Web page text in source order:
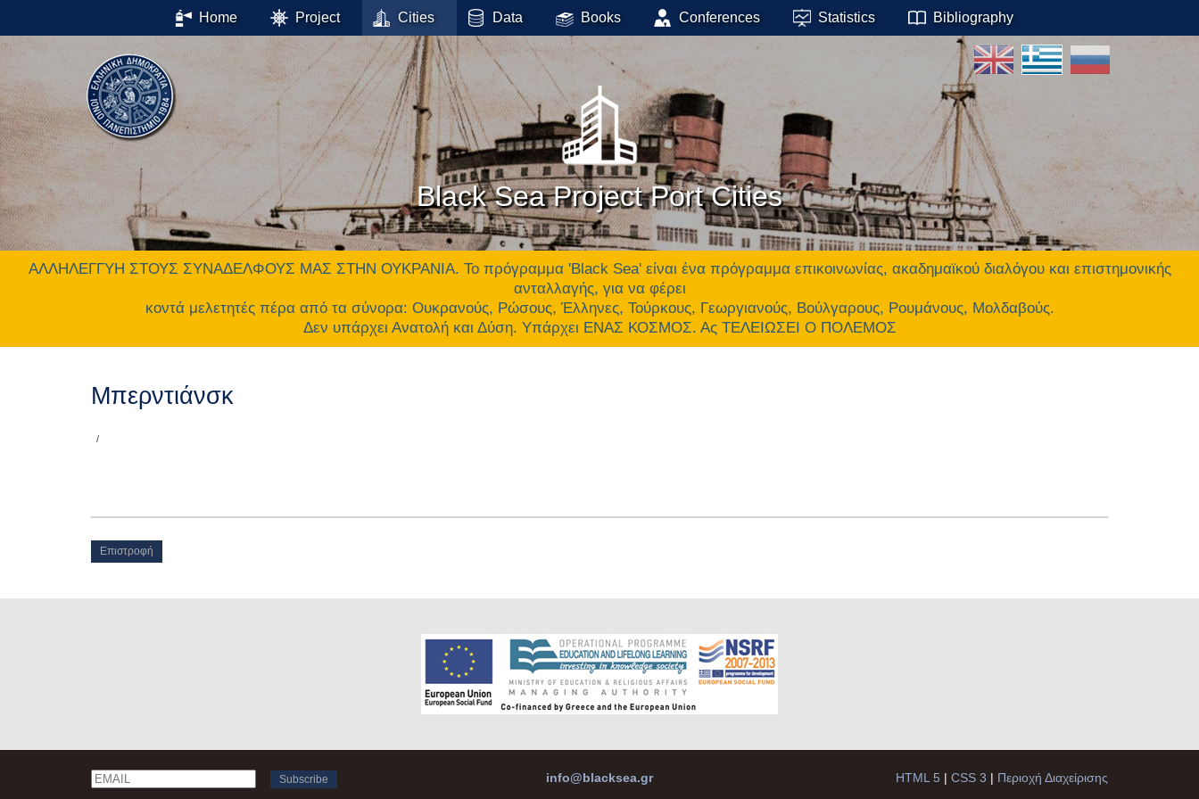
Home Project Cities Data Books Conferences Statistics Bibliography
Black Sea Project Port Cities
ΑΛΛΗΛΕΓΓΥΗ ΣΤΟΥΣ ΣΥΝΑΔΕΛΦΟΥΣ ΜΑΣ ΣΤΗΝ ΟΥΚΡΑΝΙΑ. Το πρόγραμμα 'Black Sea' είναι ένα πρόγραμμα επικοινωνίας, ακαδημαϊκού διαλόγου και επιστημονικής
ανταλλαγής, για να φέρει
κοντά μελετητές πέρα από τα σύνορα: Ουκρανούς, Ρώσους, Έλληνες, Τούρκους, Γεωργιανούς, Βούλγαρους, Ρουμάνους, Μολδαβούς.
Δεν υπάρχει Ανατολή και Δύση. Υπάρχει ΕΝΑΣ ΚΟΣΜΟΣ. Ας ΤΕΛΕΙΩΣΕΙ Ο ΠΟΛΕΜΟΣ
Μπερντιάνσκ
/
Επιστροφή
Email Name info@blacksea.gr HTML 5 | CSS 3 | Περιοχή Διαχείρισης